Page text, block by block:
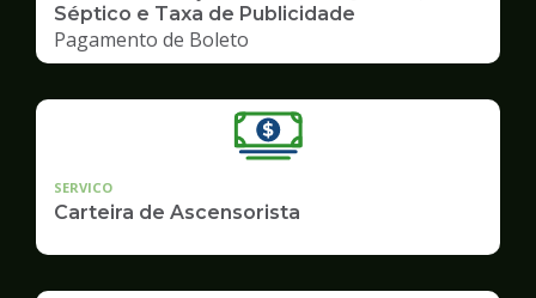
Séptico e Taxa de Publicidade
Pagamento de Boleto
SERVICO
Carteira de Ascensorista